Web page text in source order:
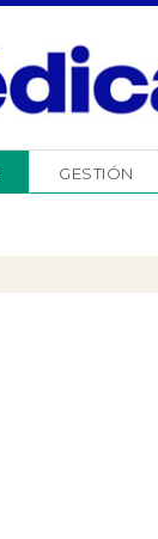
GESTIÓN